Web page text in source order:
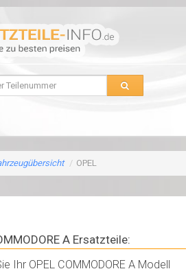
/ OPEL
A Ersatzteile:
Ihr OPEL COMMODORE A Modell